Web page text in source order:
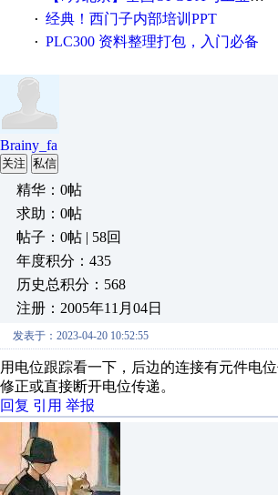
· 经典！西门子内部培训PPT
· PLC300 资料整理打包，入门必备
Brainy_fa
关注 私信
精华：0帖
求助：0帖
帖子：0帖 | 58回
年度积分：435
历史总积分：568
注册：2005年11月04日
发表于：2023-04-20 10:52:55
用电位跟踪看一下，后边的连接有元件电
修正或直接断开电位传递。
回复 引用 举报